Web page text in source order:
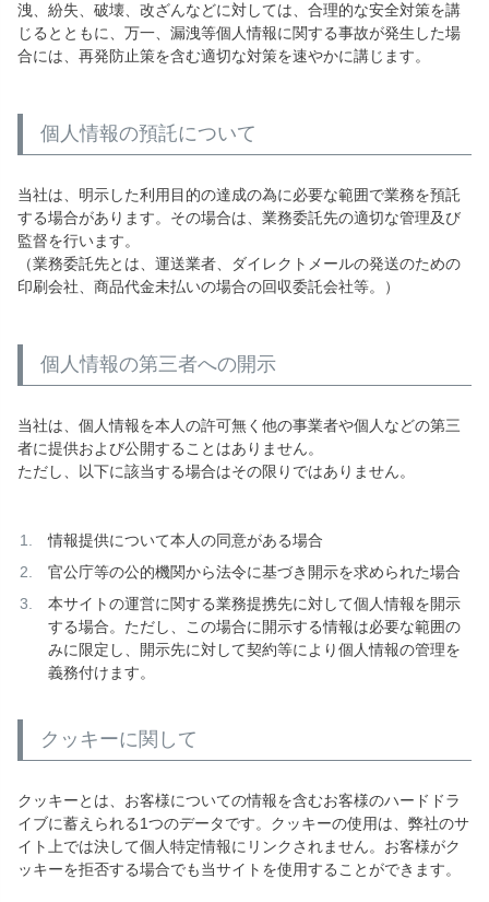
洩、紛失、破壊、改ざんなどに対しては、合理的な安全対策を講
じるとともに、万一、漏洩等個人情報に関する事故が発生した場
合には、再発防止策を含む適切な対策を速やかに講じます。
個人情報の預託について
当社は、明示した利用目的の達成の為に必要な範囲で業務を預託
する場合があります。その場合は、業務委託先の適切な管理及び
監督を行います。
（業務委託先とは、運送業者、ダイレクトメールの発送のための
印刷会社、商品代金未払いの場合の回収委託会社等。）
個人情報の第三者への開示
当社は、個人情報を本人の許可無く他の事業者や個人などの第三
者に提供および公開することはありません。
ただし、以下に該当する場合はその限りではありません。
情報提供について本人の同意がある場合
官公庁等の公的機関から法令に基づき開示を求められた場合
本サイトの運営に関する業務提携先に対して個人情報を開示
する場合。ただし、この場合に開示する情報は必要な範囲の
みに限定し、開示先に対して契約等により個人情報の管理を
義務付けます。
クッキーに関して
クッキーとは、お客様についての情報を含むお客様のハードドラ
イブに蓄えられる1つのデータです。クッキーの使用は、弊社のサ
イト上では決して個人特定情報にリンクされません。お客様がク
ッキーを拒否する場合でも当サイトを使用することができます。